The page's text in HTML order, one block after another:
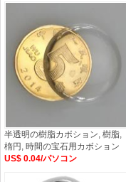
半透明の樹脂カボション, 樹脂,
楕円, 時間の宝石用カボション
US$ 0.04/パソコン